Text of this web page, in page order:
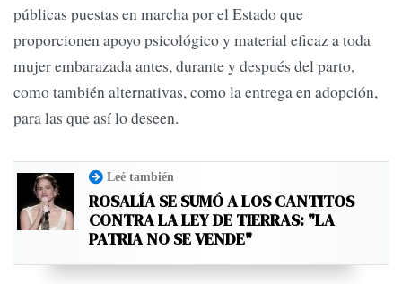
públicas puestas en marcha por el Estado que
proporcionen apoyo psicológico y material eficaz a toda
mujer embarazada antes, durante y después del parto,
como también alternativas, como la entrega en adopción,
para las que así lo deseen.
Leé también
ROSALÍA SE SUMÓ A LOS CANTITOS
CONTRA LA LEY DE TIERRAS: "LA
PATRIA NO SE VENDE"